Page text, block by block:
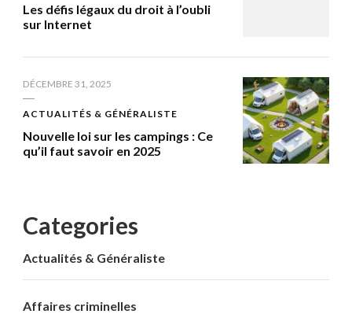
Les défis légaux du droit à l’oubli
sur Internet
DÉCEMBRE 31, 2025
ACTUALITÉS & GÉNÉRALISTE
Nouvelle loi sur les campings : Ce
qu’il faut savoir en 2025
Categories
Actualités & Généraliste
Affaires criminelles